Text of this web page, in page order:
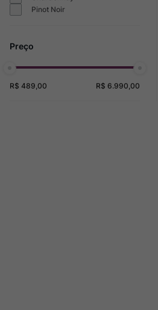
Pinot Noir
R$ 489,00 R$ 6.990,00